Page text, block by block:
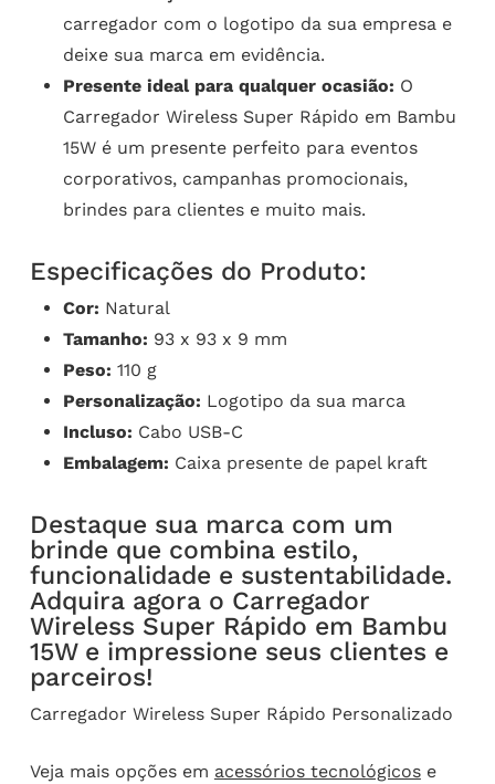
carregador com o logotipo da sua empresa e
deixe sua marca em evidência.
Presente ideal para qualquer ocasião: O
Carregador Wireless Super Rápido em Bambu
15W é um presente perfeito para eventos
corporativos, campanhas promocionais,
brindes para clientes e muito mais.
Especificações do Produto:
Cor: Natural
Tamanho: 93 x 93 x 9 mm
Peso: 110 g
Personalização: Logotipo da sua marca
Incluso: Cabo USB-C
Embalagem: Caixa presente de papel kraft
Destaque sua marca com um
brinde que combina estilo,
funcionalidade e sustentabilidade.
Adquira agora o Carregador
Wireless Super Rápido em Bambu
15W e impressione seus clientes e
parceiros!
Carregador Wireless Super Rápido Personalizado
Veja mais opções em acessórios tecnológicose